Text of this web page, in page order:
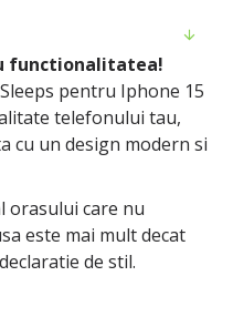
functionalitatea!
pentru Iphone 15
telefonului tau,
cu un design modern si
orasului care nu
este mai mult decat
de stil.